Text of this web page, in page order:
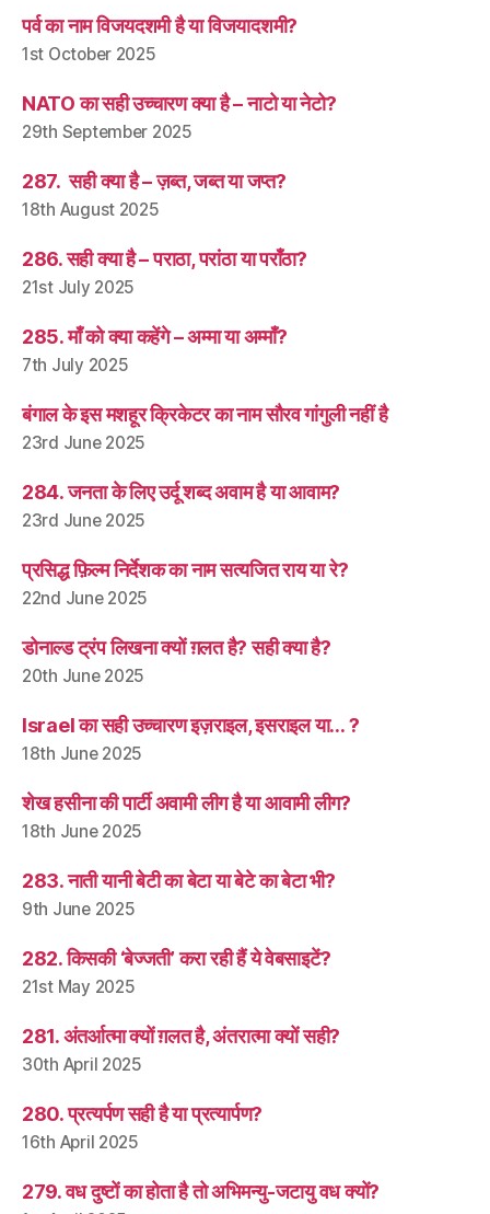
पर्व का नाम विजयदशमी है या विजयादशमी?
1st October 2025
NATO का सही उच्चारण क्या है – नाटो या नेटो?
29th September 2025
287. सही क्या है – ज़ब्त, जब्त या जप्त?
18th August 2025
286. सही क्या है – पराठा, परांठा या पराँठा?
21st July 2025
285. माँ को क्या कहेंगे – अम्मा या अम्माँ?
7th July 2025
बंगाल के इस मशहूर क्रिकेटर का नाम सौरव गांगुली नहीं है
23rd June 2025
284. जनता के लिए उर्दू शब्द अवाम है या आवाम?
23rd June 2025
प्रसिद्ध फ़िल्म निर्देशक का नाम सत्यजित राय या रे?
22nd June 2025
डोनाल्ड ट्रंप लिखना क्यों ग़लत है? सही क्या है?
20th June 2025
Israel का सही उच्चारण इज़राइल, इसराइल या… ?
18th June 2025
शेख हसीना की पार्टी अवामी लीग है या आवामी लीग?
18th June 2025
283. नाती यानी बेटी का बेटा या बेटे का बेटा भी?
9th June 2025
282. किसकी ‘बेज्जती’ करा रही हैं ये वेबसाइटें?
21st May 2025
281. अंतर्आत्मा क्यों ग़लत है, अंतरात्मा क्यों सही?
30th April 2025
280. प्रत्यर्पण सही है या प्रत्यार्पण?
16th April 2025
279. वध दुष्टों का होता है तो अभिमन्यु-जटायु वध क्यों?